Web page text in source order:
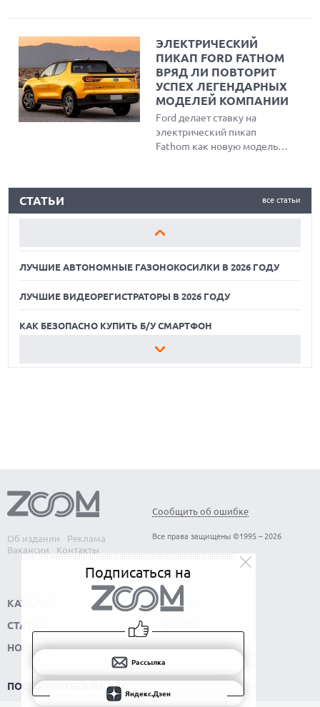
165 компаний, включая
AT&T и Ticketmaster.
Злоумышленник похитил
информацию о миллионах
пользователей, получил
миллионы долларов выкупа
и продажи данных на
черном рынке, теперь он
ожидает строгого
ЭЛЕКТРИЧЕСКИЙ
ПИКАП FORD FATHOM
ВРЯД ЛИ ПОВТОРИТ
УСПЕХ ЛЕГЕНДАРНЫХ
МОДЕЛЕЙ КОМПАНИИ
Ford делает ставку на
электрический пикап
Fathom как новую модель-
около $30 тыс., аналитики
сомневаются в массовом
спроса на компактные
все статьи
СТАТЬИ
КАК БЕЗОПАСНО КУПИТЬ Б/У СМАРТФОН
ЛУЧШИЕ АВТОНОМНЫЕ ГАЗОНОКОСИЛКИ В 2026 ГОДУ
ЛУЧШИЕ ВИДЕОРЕГИСТРАТОРЫ В 2026 ГОДУ
КАК БЕЗОПАСНО КУПИТЬ Б/У СМАРТФОН
ЛУЧШИЕ АВТОНОМНЫЕ ГАЗОНОКОСИЛКИ В 2026 ГОДУ
Об издании
Реклама
Вакансии
Контакты
Сообщить об ошибке
Все права защищены ©1995 – 2026
КАТАЛОГ
СТАТЬИ
НОВОСТИ
СОФТ
ПОДПИШИТЕСЬ НА НАС
Подписаться на
Рассылка
Яндекс.Дзен